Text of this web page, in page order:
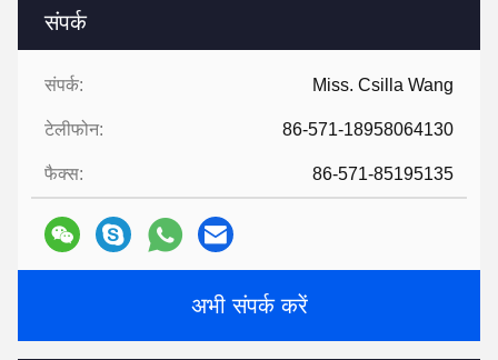
संपर्क
संपर्क: Miss. Csilla Wang
टेलीफोन: 86-571-18958064130
फैक्स: 86-571-85195135
अभी संपर्क करें